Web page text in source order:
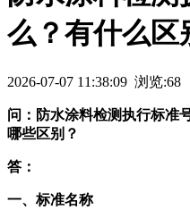
么？有什么区
2026-07-07 11:38:09 浏览:68
问：防水涂料检测执行标准
哪些区别？
答：
一、标准名称